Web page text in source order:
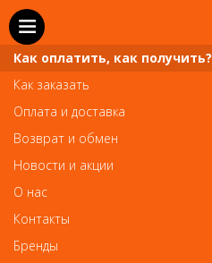
Как оплатить, как получить?
Как заказать
Оплата и доставка
Возврат и обмен
Новости и акции
О нас
Контакты
Бренды